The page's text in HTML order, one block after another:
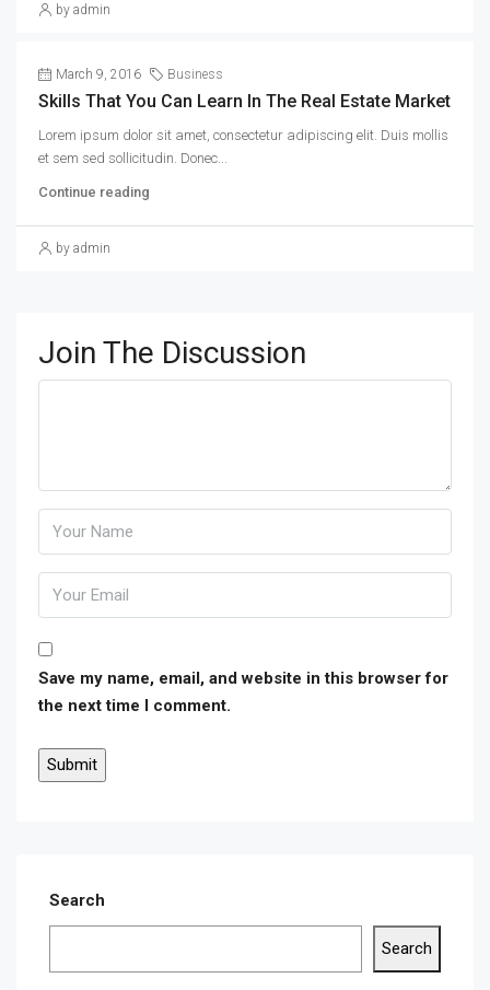
by admin
March 9, 2016 Business
Skills That You Can Learn In The Real Estate Market
Lorem ipsum dolor sit amet, consectetur adipiscing elit. Duis mollis
et sem sed sollicitudin. Donec...
Continue reading
by admin
Join The Discussion
Save my name, email, and website in this browser for
the next time I comment.
Search
Search